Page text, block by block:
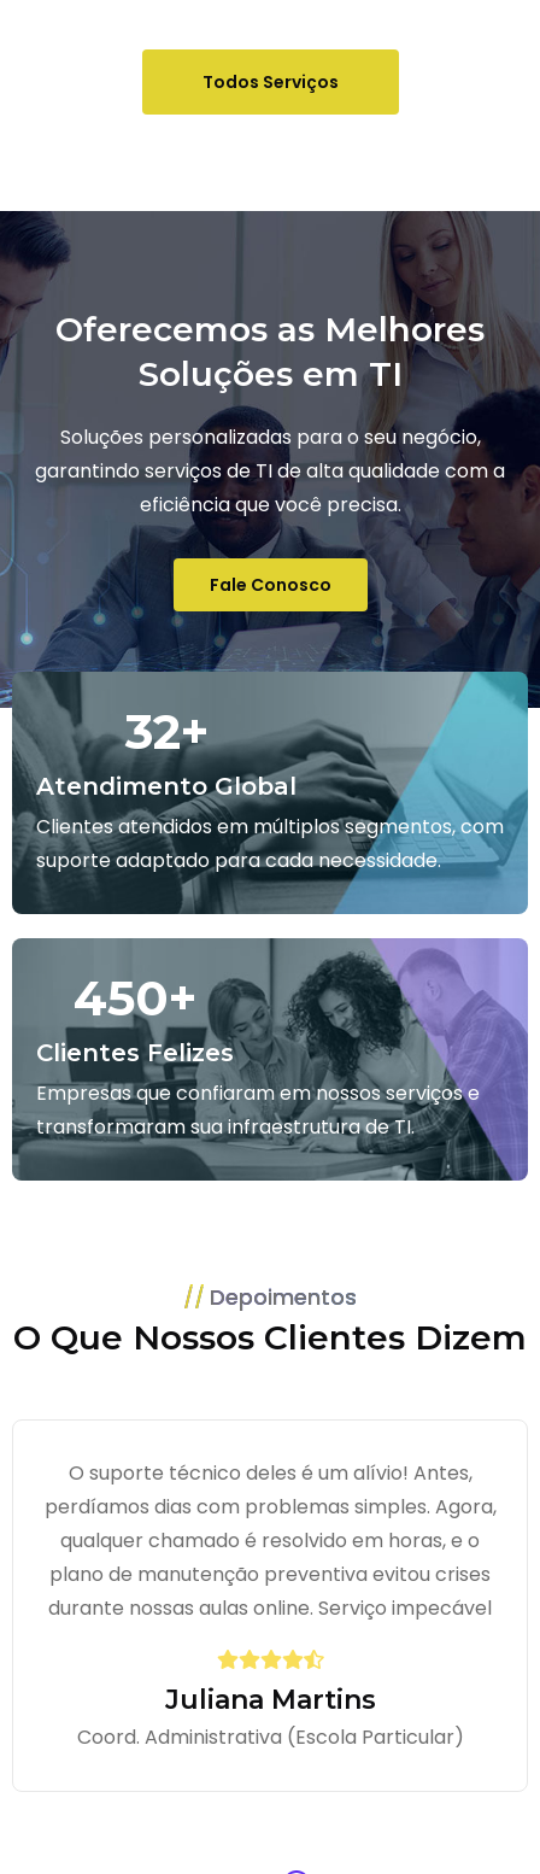
Todos Serviços
Oferecemos as Melhores
Soluções em TI
Soluções personalizadas para o seu negócio,
garantindo serviços de TI de alta qualidade com a
eficiência que você precisa.
Fale Conosco
Atendimento Global
32+
Clientes atendidos em múltiplos segmentos, com
suporte adaptado para cada necessidade.
Clientes Felizes
450+
Empresas que confiaram em nossos serviços e
transformaram sua infraestrutura de TI.
Depoimentos
O Que Nossos Clientes Dizem
O suporte técnico deles é um alívio! Antes,
perdíamos dias com problemas simples. Agora,
qualquer chamado é resolvido em horas, e o
plano de manutenção preventiva evitou crises
durante nossas aulas online. Serviço impecável
Juliana Martins
Coord. Administrativa (Escola Particular)